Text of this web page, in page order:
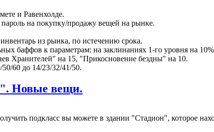
и Равенхолде.
пароль на покупку/продажу вещей на рынке.
из рынка, по истечению срока.
баффов к параметрам: на заклинаниях 1-го уровня на
Хранителей" на 15, "Прикосновение бездны" на 10.
60 до 14/23/32/41/50.
Новые вещи.
подкласс вы можете в здании "Стадион", которое